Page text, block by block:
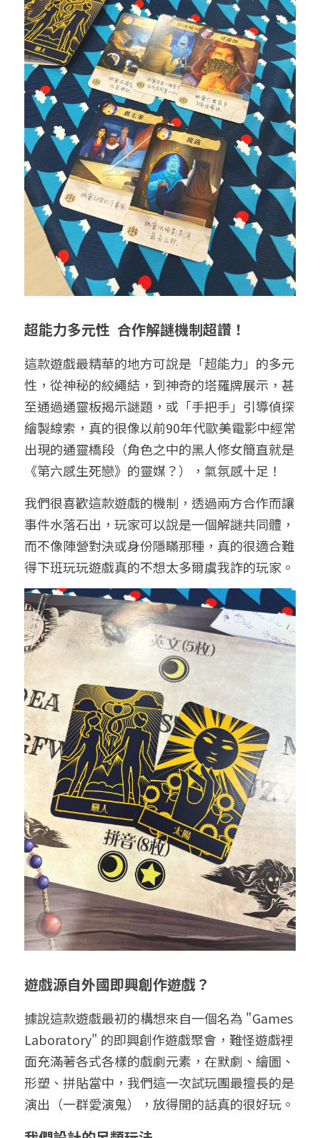
超能力多元性  合作解謎機制超讚！
這款遊戲最精華的地方可說是「超能力」的多元
性，從神秘的絞繩結，到神奇的塔羅牌展示，甚
至通過通靈板揭示謎題，或「手把手」引導偵探
繪製線索，真的很像以前90年代歐美電影中經常
出現的通靈橋段（角色之中的黑人修女簡直就是
《第六感生死戀》的靈媒？），氣氛感十足！
我們很喜歡這款遊戲的機制，透過兩方合作而讓
事件水落石出，玩家可以說是一個解謎共同體，
而不像陣營對決或身份隱瞞那種，真的很適合難
得下班玩玩遊戲真的不想太多爾虞我詐的玩家。
遊戲源自外國即興創作遊戲？
據說這款遊戲最初的構想來自一個名為 "Games
Laboratory" 的即興創作遊戲聚會，難怪遊戲裡
面充滿著各式各樣的戲劇元素，在默劇、繪圖、
形塑、拼貼當中，我們這一次試玩團最擅長的是
演出（一群愛演鬼），放得開的話真的很好玩。